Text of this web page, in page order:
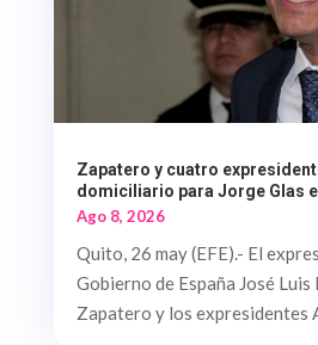
Zapatero y cuatro
domiciliario para Jorge Glas
Ago 8, 2026
Quito, 26 may (EFE).- El
Gobierno de España José
Zapatero y los expresidentes